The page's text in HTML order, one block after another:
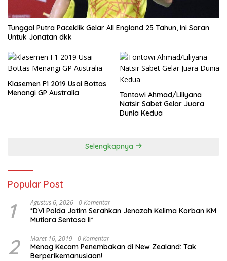
Tunggal Putra Paceklik Gelar All England 25 Tahun, Ini Saran
Untuk Jonatan dkk
Klasemen F1 2019 Usai Bottas
Menangi GP Australia
Tontowi Ahmad/Liliyana
Natsir Sabet Gelar Juara
Dunia Kedua
Selengkapnya
Popular Post
1 Agustus 6, 2026 0 Komentar
*DVI Polda Jatim Serahkan Jenazah Kelima Korban KM
Mutiara Sentosa II*
2 Maret 16, 2019 0 Komentar
Menag Kecam Penembakan di New Zealand: Tak
Berperikemanusiaan!